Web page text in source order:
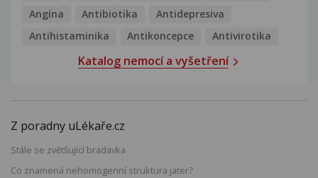
Angína
Antibiotika
Antidepresiva
Antihistaminika
Antikoncepce Antivirotika
Katalog nemocí a vyšetření
Z poradny uLékaře.cz
Stále se zvětšující bradavka
Co znamená nehomogenní struktura jater?